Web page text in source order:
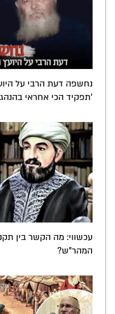
נחשפה דעת הרבי על
'תפקיד הכי אחראי
עכשווי: מה הקשר בין
המהר"ש?